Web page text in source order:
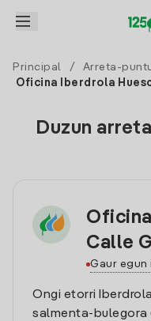
Principal / Arreta-
Oficina Iberdrola
Duzun
Calle
Gaur egun
Ongi etorri
salmenta-bulegora